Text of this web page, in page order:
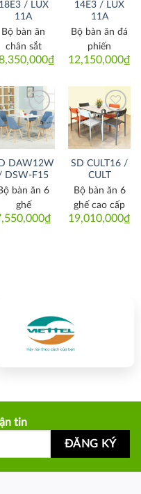
18E3 / LUX
11A
₫
Bộ bàn ăn
chân sắt
14E3 / LUX
11A
12,150,000₫
Bộ bàn ăn đá
phiến
Thích
DAW12W
DSW-F15
₫
bàn ăn 6
ghế
Thích
SD CULT16 /
CULT
19,010,000₫
Bộ bàn ăn 6
ghế cao cấp
tin